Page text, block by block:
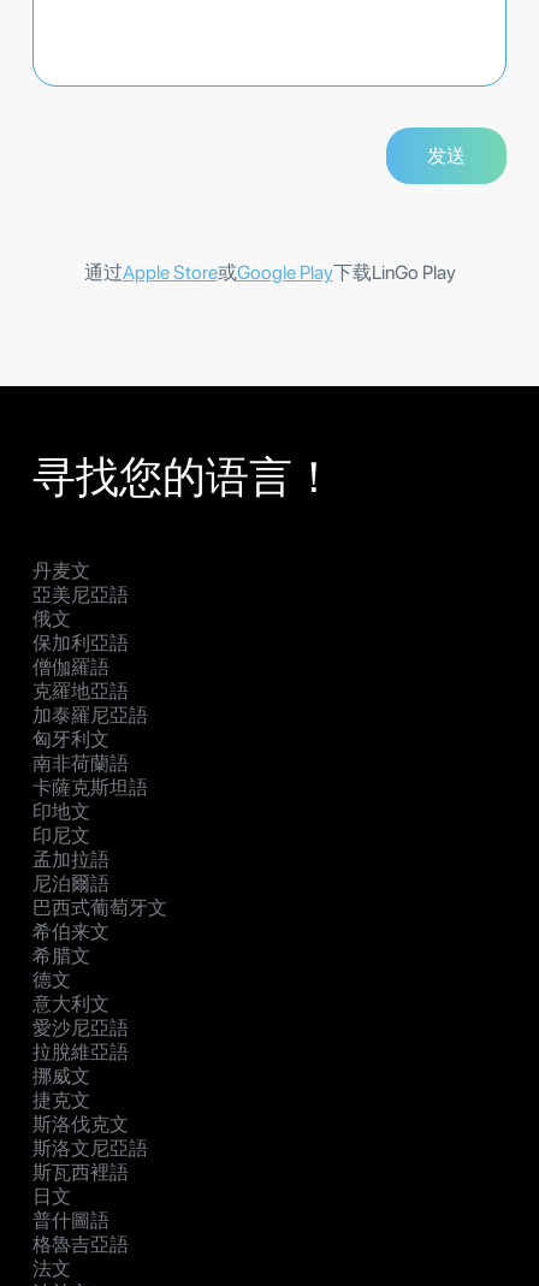
通过Apple Store或Google Play下载LinGo Play
寻找您的语言！
丹麦文
亞美尼亞語
俄文
保加利亞語
僧伽羅語
克羅地亞語
加泰羅尼亞語
匈牙利文
南非荷蘭語
卡薩克斯坦語
印地文
印尼文
孟加拉語
尼泊爾語
巴西式葡萄牙文
希伯来文
希腊文
德文
意大利文
愛沙尼亞語
拉脫維亞語
挪威文
捷克文
斯洛伐克文
斯洛文尼亞語
斯瓦西裡語
日文
普什圖語
格魯吉亞語
法文